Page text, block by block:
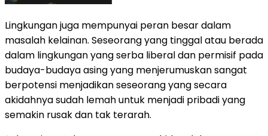
Lingkungan juga mempunyai peran besar dalam
masalah kelainan. Seseorang yang tinggal atau berada
dalam lingkungan yang serba liberal dan permisif pada
budaya-budaya asing yang menjerumuskan sangat
berpotensi menjadikan seseorang yang secara
akidahnya sudah lemah untuk menjadi pribadi yang
semakin rusak dan tak terarah.